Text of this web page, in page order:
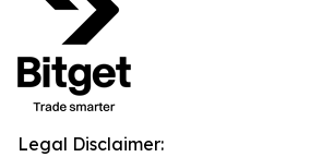
Legal Disclaimer: